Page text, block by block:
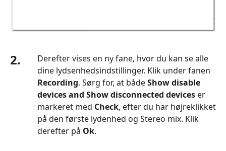
2.
Derefter vises en ny fane, hvor du kan se alle
dine lydsenhedsindstillinger. Klik under fanen
Recording. Sørg for, at bådeShow disable
devices and Show disconnected devices er
markeret med Check, efter du har højreklikket
på den første lydenhed og Stereo mix. Klik
derefter på Ok.